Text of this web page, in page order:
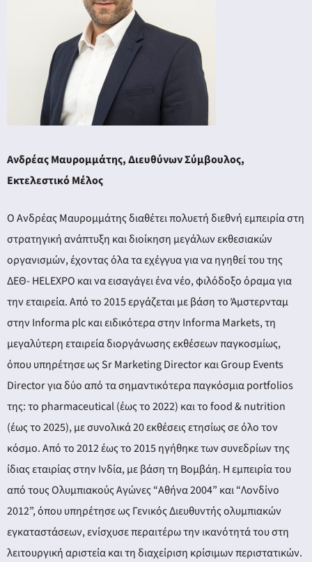
Ανδρέας Μαυρομμάτης, Διευθύνων Σύμβουλος,
Εκτελεστικό Μέλος
Ο Ανδρέας Μαυρομμάτης διαθέτει πολυετή διεθνή εμπειρία στη
στρατηγική ανάπτυξη και διοίκηση μεγάλων εκθεσιακών
οργανισμών, έχοντας όλα τα εχέγγυα για να ηγηθεί του της
ΔΕΘ- HELEXPO και να εισαγάγει ένα νέο, φιλόδοξο όραμα για
την εταιρεία. Από το 2015 εργάζεται με βάση το Άμστερνταμ
στην Informa plc και ειδικότερα στην Informa Markets, τη
μεγαλύτερη εταιρεία διοργάνωσης εκθέσεων παγκοσμίως,
όπου υπηρέτησε ως Sr Marketing Director και Group Events
Director για δύο από τα σημαντικότερα παγκόσμια portfolios
της: το pharmaceutical (έως το 2022) και το food & nutrition
(έως το 2025), με συνολικά 20 εκθέσεις ετησίως σε όλο τον
κόσμο. Από το 2012 έως το 2015 ηγήθηκε των συνεδρίων της
ίδιας εταιρίας στην Ινδία, με βάση τη Βομβάη. Η εμπειρία του
από τους Ολυμπιακούς Αγώνες “Αθήνα 2004” και “Λονδίνο
2012”, όπου υπηρέτησε ως Γενικός Διευθυντής ολυμπιακών
εγκαταστάσεων, ενίσχυσε περαιτέρω την ικανότητά του στη
λειτουργική αριστεία και τη διαχείριση κρίσιμων περιστατικών.